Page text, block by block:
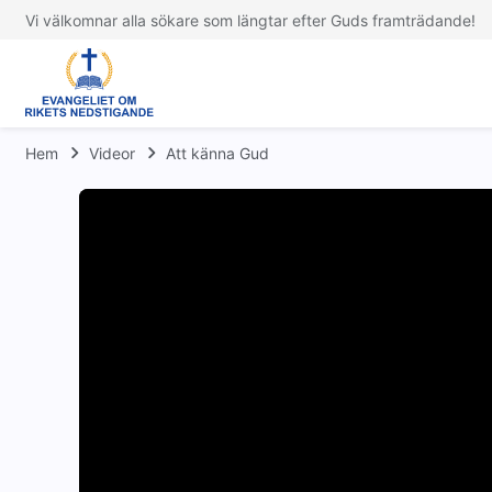
Vi välkomnar alla sökare som längtar efter Guds framträdande!
Hem Videor Att känna Gud